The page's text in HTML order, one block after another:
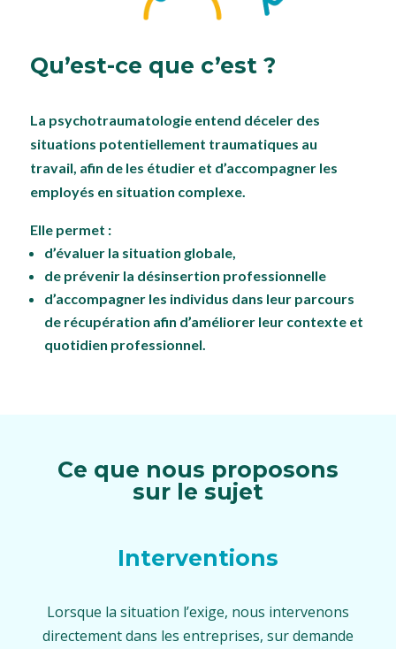
Qu’est-ce que c’est ?
La psychotraumatologie entend déceler des
situations potentiellement traumatiques au
travail, afin de les étudier et d’accompagner les
employés en situation complexe.
Elle permet :
d’évaluer la situation globale,
de prévenir la désinsertion professionnelle
d’accompagner les individus dans leur parcours
de récupération afin d’améliorer leur contexte et
quotidien professionnel.
Ce que nous proposons
sur le sujet
Interventions
Lorsque la situation l’exige, nous intervenons
directement dans les entreprises, sur demande